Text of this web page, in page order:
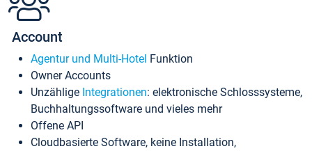
Account
Agentur und Multi-Hotel Funktion
Owner Accounts
Unzählige Integrationen: elektronische Schlosssysteme,
Buchhaltungssoftware und vieles mehr
Offene API
Cloudbasierte Software, keine Installation,